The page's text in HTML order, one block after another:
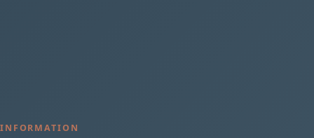
INFORMATION